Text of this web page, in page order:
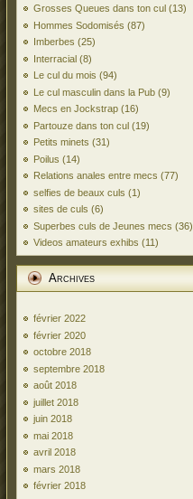
Grosses Queues dans ton cul (13)
Hommes Sodomisés (87)
Imberbes (25)
Interracial (8)
Le cul du mois (94)
Le cul masculin dans la Pub (9)
Mecs en Jockstrap (16)
Partouze dans ton cul (19)
Petits minets (31)
Poilus (14)
Relations anales entre mecs (77)
selfies de beaux culs (1)
sites de culs (6)
Superbes culs de Jeunes mecs (36)
Videos amateurs exhibs (11)
Archives
février 2022
février 2020
octobre 2018
septembre 2018
août 2018
juillet 2018
juin 2018
mai 2018
avril 2018
mars 2018
février 2018